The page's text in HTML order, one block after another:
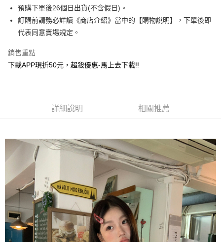
運送方式
全家取貨付款
每筆NT$130，滿NT$599(含以上)免運費
宅配
每筆NT$130，滿NT$599(含以上)免運費
預購下單後26個日出貨(不含假日)。
訂購前請務必詳讀《商店介紹》當中的【購物說明】，下單後即
代表同意賣場規定。
銷售重點
下載APP現折50元，超殺優惠-馬上去下載!!
詳細說明 相關推薦